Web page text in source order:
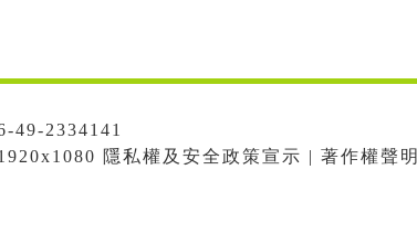
49-2334141
隱私權及安全政策宣示 | 著作權聲明